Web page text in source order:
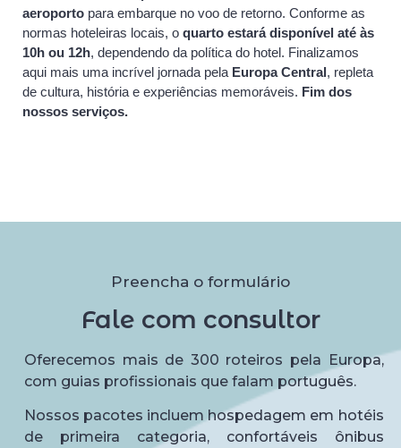
aeroporto para embarque no voo de retorno. Conforme as
normas hoteleiras locais, o quarto estará disponível até às
10h ou 12h, dependendo da política do hotel. Finalizamos
aqui mais uma incrível jornada pela Europa Central, repleta
de cultura, história e experiências memoráveis. Fim dos
nossos serviços.
Preencha o formulário
Fale com consultor
Oferecemos mais de 300 roteiros pela Europa,
com guias profissionais que falam português.
Nossos pacotes incluem hospedagem em hotéis
de primeira categoria, confortáveis ônibus